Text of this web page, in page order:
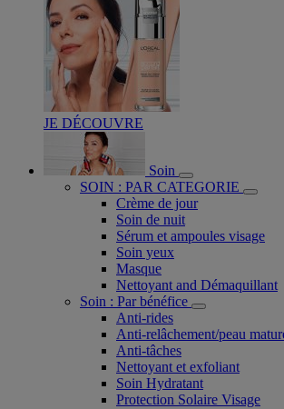
JE DÉCOUVRE
Soin
SOIN : PAR CATEGORIE
Crème de jour
Soin de nuit
Sérum et ampoules visage
Soin yeux
Masque
Nettoyant and Démaquillant
Soin : Par bénéfice
Anti-rides
Anti-relâchement/peau
Anti-tâches
Nettoyant et exfoliant
Soin Hydratant
Protection Solaire Visage